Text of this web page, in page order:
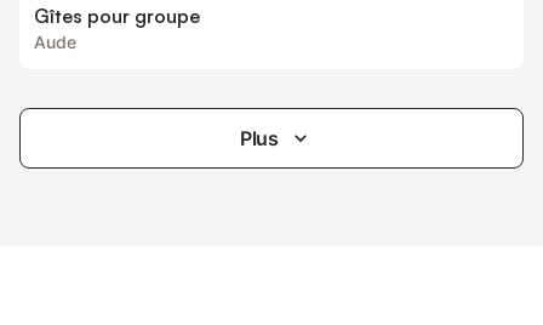
Gîtes pour groupe
Aude
Plus